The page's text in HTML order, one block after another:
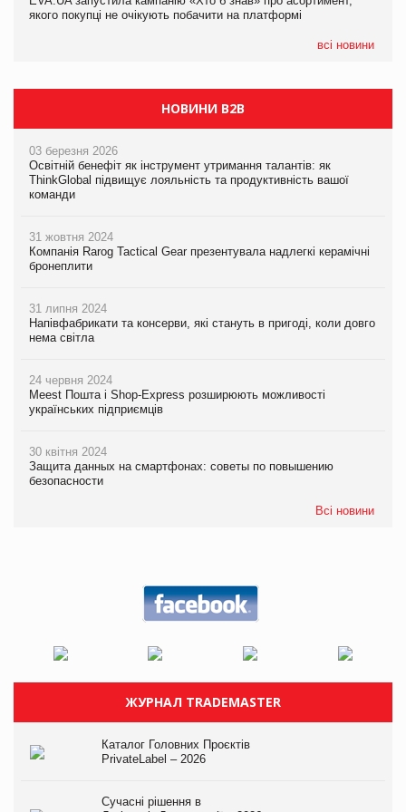
якого покупці не очікують побачити на платформі
всі новини
Мережа супермаркетів VARUS купує мережу магазинів
НОВИНИ B2B
03 березня 2026
Освітній бенефіт як інструмент утримання талантів: як
ThinkGlobal підвищує лояльність та продуктивність вашої
команди
31 жовтня 2024
Компанія Rarog Tactical Gear презентувала надлегкі керамічні
бронеплити
31 липня 2024
Напівфабрикати та консерви, які стануть в пригоді, коли довго
нема світла
24 червня 2024
Meest Пошта і Shop-Express розширюють можливості
українських підприємців
30 квітня 2024
Защита данных на смартфонах: советы по повышению
безопасности
Всі новини
ЖУРНАЛ TRADEMASTER
Каталог Головних Проєктів
PrivateLabel – 2026
Сучасні рішення в